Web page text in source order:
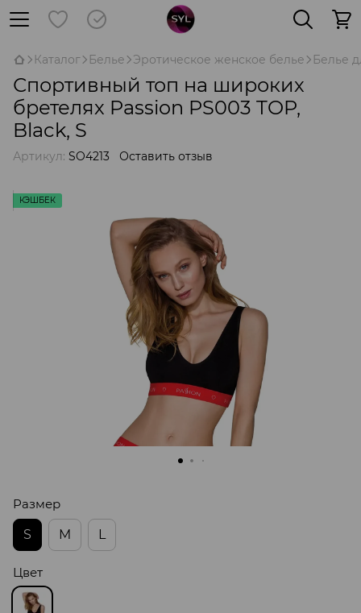
Каталог Белье Эротическое женское белье Белье
Спортивный топ на широких
бретелях Passion PS003 TOP,
Black, S
Артикул: SO4213 Оставить отзыв
КЭШБЕК
Размер
S
M L
Цвет